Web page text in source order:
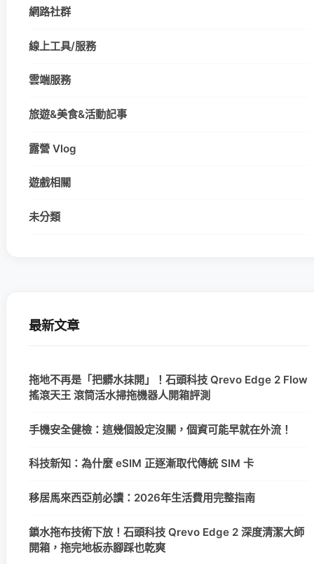
網路社群
線上工具/服務
雲端服務
旅遊&美食&活動記事
露營 Vlog
遊戲相關
未分類
最新文章
拖地不再是「把髒水抹開」！石頭科技 Qrevo Edge 2 Flow
搖滾天王 滾筒活水掃拖機器人開箱評測
手機安全健檢：這幾個設定沒關，個資可能早就在外流！
科技新知：為什麼 eSIM 正逐漸取代傳統 SIM 卡
移居馬來西亞前必讀：2026年生活費用完整指南
鎖水拖布技術下放！石頭科技 Qrevo Edge 2 深度清潔大師
開箱，拖完地板赤腳踩也乾爽